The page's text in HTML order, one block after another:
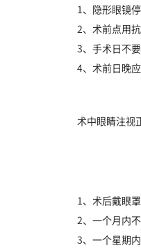
1、隐形眼镜
2、术前点用
3、手术日不
4、术前日晚
术中眼睛注视
1、术后戴眼罩
2、一个月内
3、一个星期